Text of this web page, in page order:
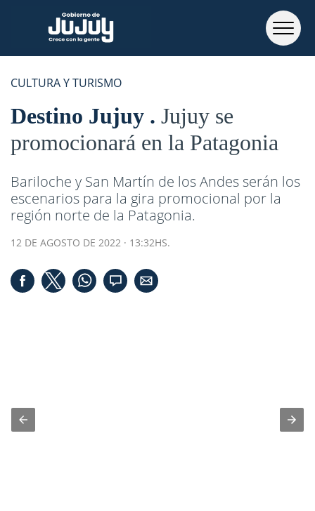
CULTURA Y TURISMO
Destino Jujuy
Jujuy se
promocionará en la Patagonia
Bariloche y San Martín de los Andes serán los
escenarios para la gira promocional por la
región norte de la Patagonia.
12 DE AGOSTO DE 2022 · 13:32HS.